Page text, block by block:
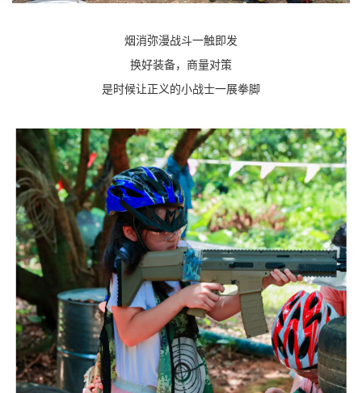
烟消弥漫战斗一触即发
换好装备，商量对策
是时候让正义的小战士一展拳脚